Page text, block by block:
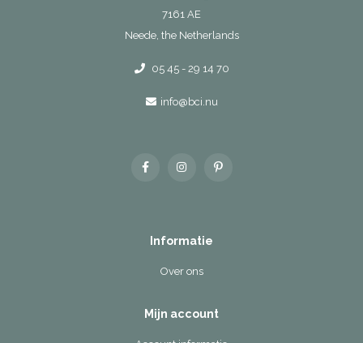
7161 AE
Neede, the Netherlands
05 45 - 29 14 70
info@bci.nu
Informatie
Over ons
Mijn account